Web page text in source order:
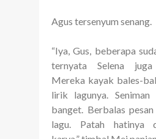
Agus tersenyum senang.
“Iya, Gus, beberapa
ternyata Selena
Mereka kayak bales-
lirik lagunya.
banget. Berbalas
lagu. Patah hatinya